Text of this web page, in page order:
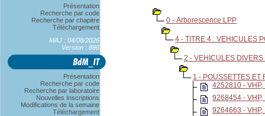
Présentation
Recherche par code
Recherche par chapitre
Téléchargement
MAJ : 04/08/2026
Version : 896
Présentation
Recherche par code
Recherche par laboratoire
Nouvelles Inscriptions
Modifications de la semaine
Téléchargement
0 - Arborescence LPP
4 - TITRE 4 : VEHICULES
2 - VEHICULES DIVERS
1 - POUSSETTES ET
4252810 - VHP,
9268454 - VHP,
9264663 - VHP,